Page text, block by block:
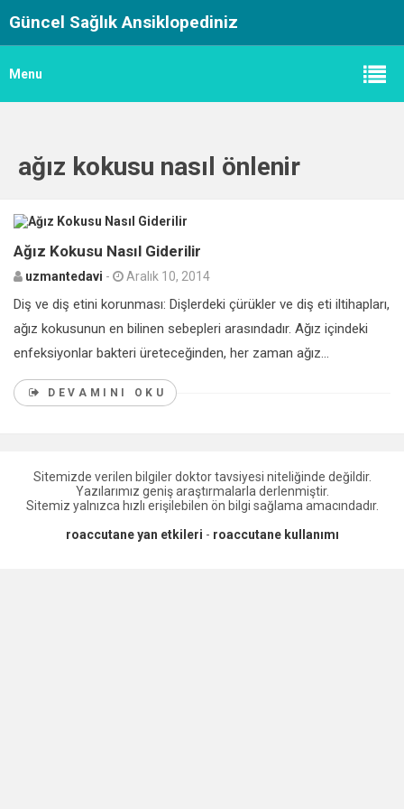
Güncel Sağlık Ansiklopediniz
Menu
ağız kokusu nasıl önlenir
Ağız Kokusu Nasıl Giderilir
uzmantedavi - Aralık 10, 2014
Diş ve diş etini korunması: Dişlerdeki çürükler ve diş eti iltihapları,
ağız kokusunun en bilinen sebepleri arasındadır. Ağız içindeki
enfeksiyonlar bakteri üreteceğinden, her zaman ağız...
DEVAMINI OKU
Sitemizde verilen bilgiler doktor tavsiyesi niteliğinde değildir.
Yazılarımız geniş araştırmalarla derlenmiştir.
Sitemiz yalnızca hızlı erişilebilen ön bilgi sağlama amacındadır.
roaccutane yan etkileri - roaccutane kullanımı